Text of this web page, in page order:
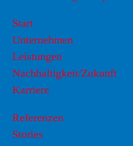
Start
Unternehmen
Leistungen
Nachhaltigkeit/Zukunft
Karriere
Referenzen
Stories